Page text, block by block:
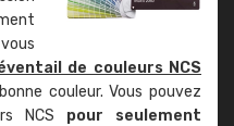
de couleurs NCS
couleur. Vous pouvez
NCS pour seulement